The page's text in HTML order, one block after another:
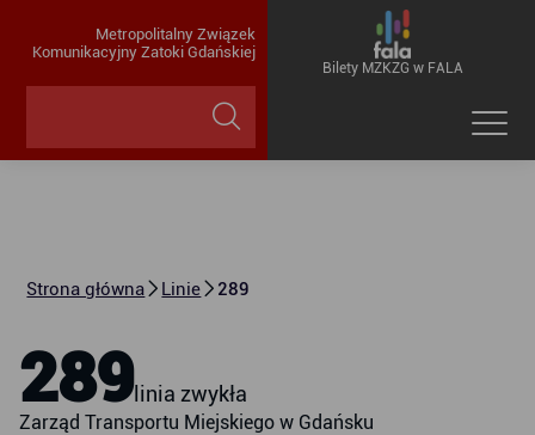
Metropolitalny Związek
Komunikacyjny Zatoki Gdańskiej
Bilety MZKZG w FALA
Strona główna Linie 289
289 linia zwykła
Zarząd Transportu Miejskiego w Gdańsku